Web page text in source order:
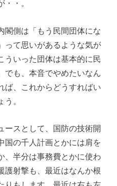
・。
閣側は「もう民間団体にな
って思いがあるような気が
ういった団体は基本的に民
でも、本音でやめたいなん
ば、これからどうすればい
。
ースとして、国防の技術開
国の千人計画とかには肩を
、半分は事務費とかに使わ
護射撃も、最近はなんか根